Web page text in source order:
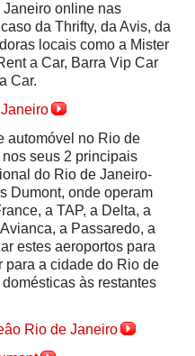
Janeiro online nas
da Thrifty, da Avis, da
locais como a Mister
a Car, Barra Vip Car
Car.
automóvel no Rio de
seus 2 principais
do Rio de Janeiro-
Dumont, onde operam
a TAP, a Delta, a
a Passaredo, a
estes aeroportos para
para a cidade do Rio de
às restantes
Rio de Janeiro